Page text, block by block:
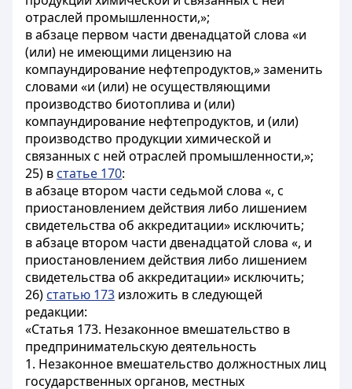
отраслей промышленности,»;
в абзаце первом части двенадцатой слова «и
(или) не имеющими лицензию на
компаундирование нефтепродуктов,» заменить
словами «и (или) не осуществляющими
производство биотоплива и (или)
компаундирование нефтепродуктов, и (или)
производство продукции химической и
связанных с ней отраслей промышленности,»;
25) в статье 170:
в абзаце втором части седьмой слова «, с
приостановлением действия либо лишением
свидетельства об аккредитации» исключить;
в абзаце втором части двенадцатой слова «, и
приостановлением действия либо лишением
свидетельства об аккредитации» исключить;
26) статью 173 изложить в следующей
редакции:
«Статья 173. Незаконное вмешательство в
предпринимательскую деятельность
1. Незаконное вмешательство должностных лиц
государственных органов, местных